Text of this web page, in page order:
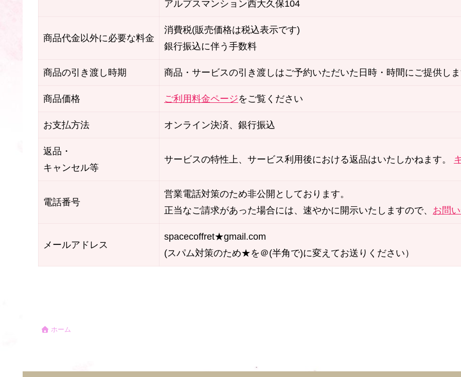
アルプスマンション西大久保104
商品代金以外に必要な料金
消費税(販売価格は税込表示です)
銀行振込に伴う手数料
商品の引き渡し時期 商品・サービスの引き渡しはご予約いただいた日時・時間にご提供し
商品価格 ご利用料金ページをご覧ください
お支払方法 オンライン決済、銀行振込
返品・
キャンセル等
サービスの特性上、サービス利用後における返品はいたしかねます。
電話番号
営業電話対策のため非公開としております。
正当なご請求があった場合には、速やかに開示いたしますので、 お問
メールアドレス
spacecoffret★gmail.com
(スパム対策のため★を＠(半角で)に変えてお送りください）
ホーム